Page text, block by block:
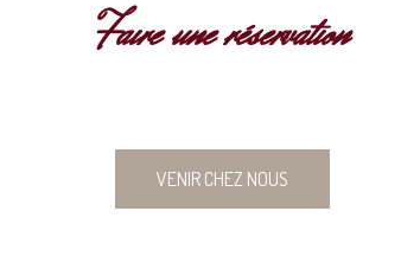
Faire une réservation
VENIR CHEZ NOUS